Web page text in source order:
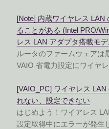
[Note] 内蔵ワイヤレス
ることがある (Intel PRO/
レス LAN アダプタ搭載モ
ルータのファームウェアは
VAIO 省電力設定にワイヤ
[VAIO_PC] ワイヤレス
れない、設定できない
はじめよう！ワイアレス
設定取得中にエラーが発生